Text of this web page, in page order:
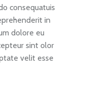
consequatuis
in
dolore eu
sint olor
velit esse